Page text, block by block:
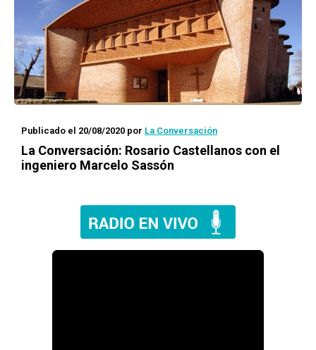
Publicado el 20/08/2020 por La Conversación
La Conversación: Rosario Castellanos con el
ingeniero Marcelo Sassón